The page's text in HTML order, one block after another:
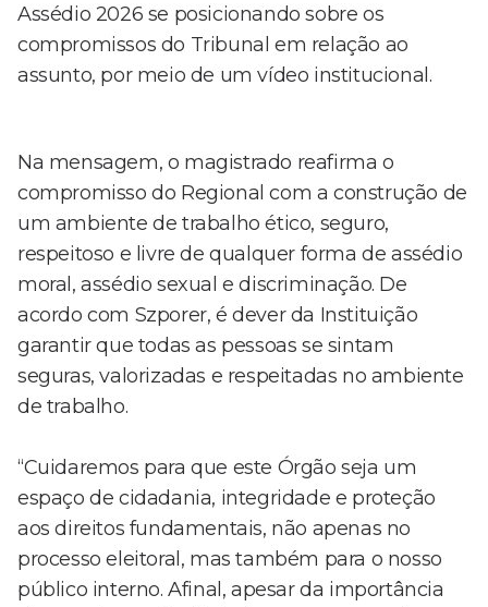
Assédio 2026 se posicionando sobre os
compromissos do Tribunal em relação ao
assunto, por meio de um vídeo institucional.
Na mensagem, o magistrado reafirma o
compromisso do Regional com a construção de
um ambiente de trabalho ético, seguro,
respeitoso e livre de qualquer forma de assédio
moral, assédio sexual e discriminação. De
acordo com Szporer, é dever da Instituição
garantir que todas as pessoas se sintam
seguras, valorizadas e respeitadas no ambiente
de trabalho.
“Cuidaremos para que este Órgão seja um
espaço de cidadania, integridade e proteção
aos direitos fundamentais, não apenas no
processo eleitoral, mas também para o nosso
público interno. Afinal, apesar da importância